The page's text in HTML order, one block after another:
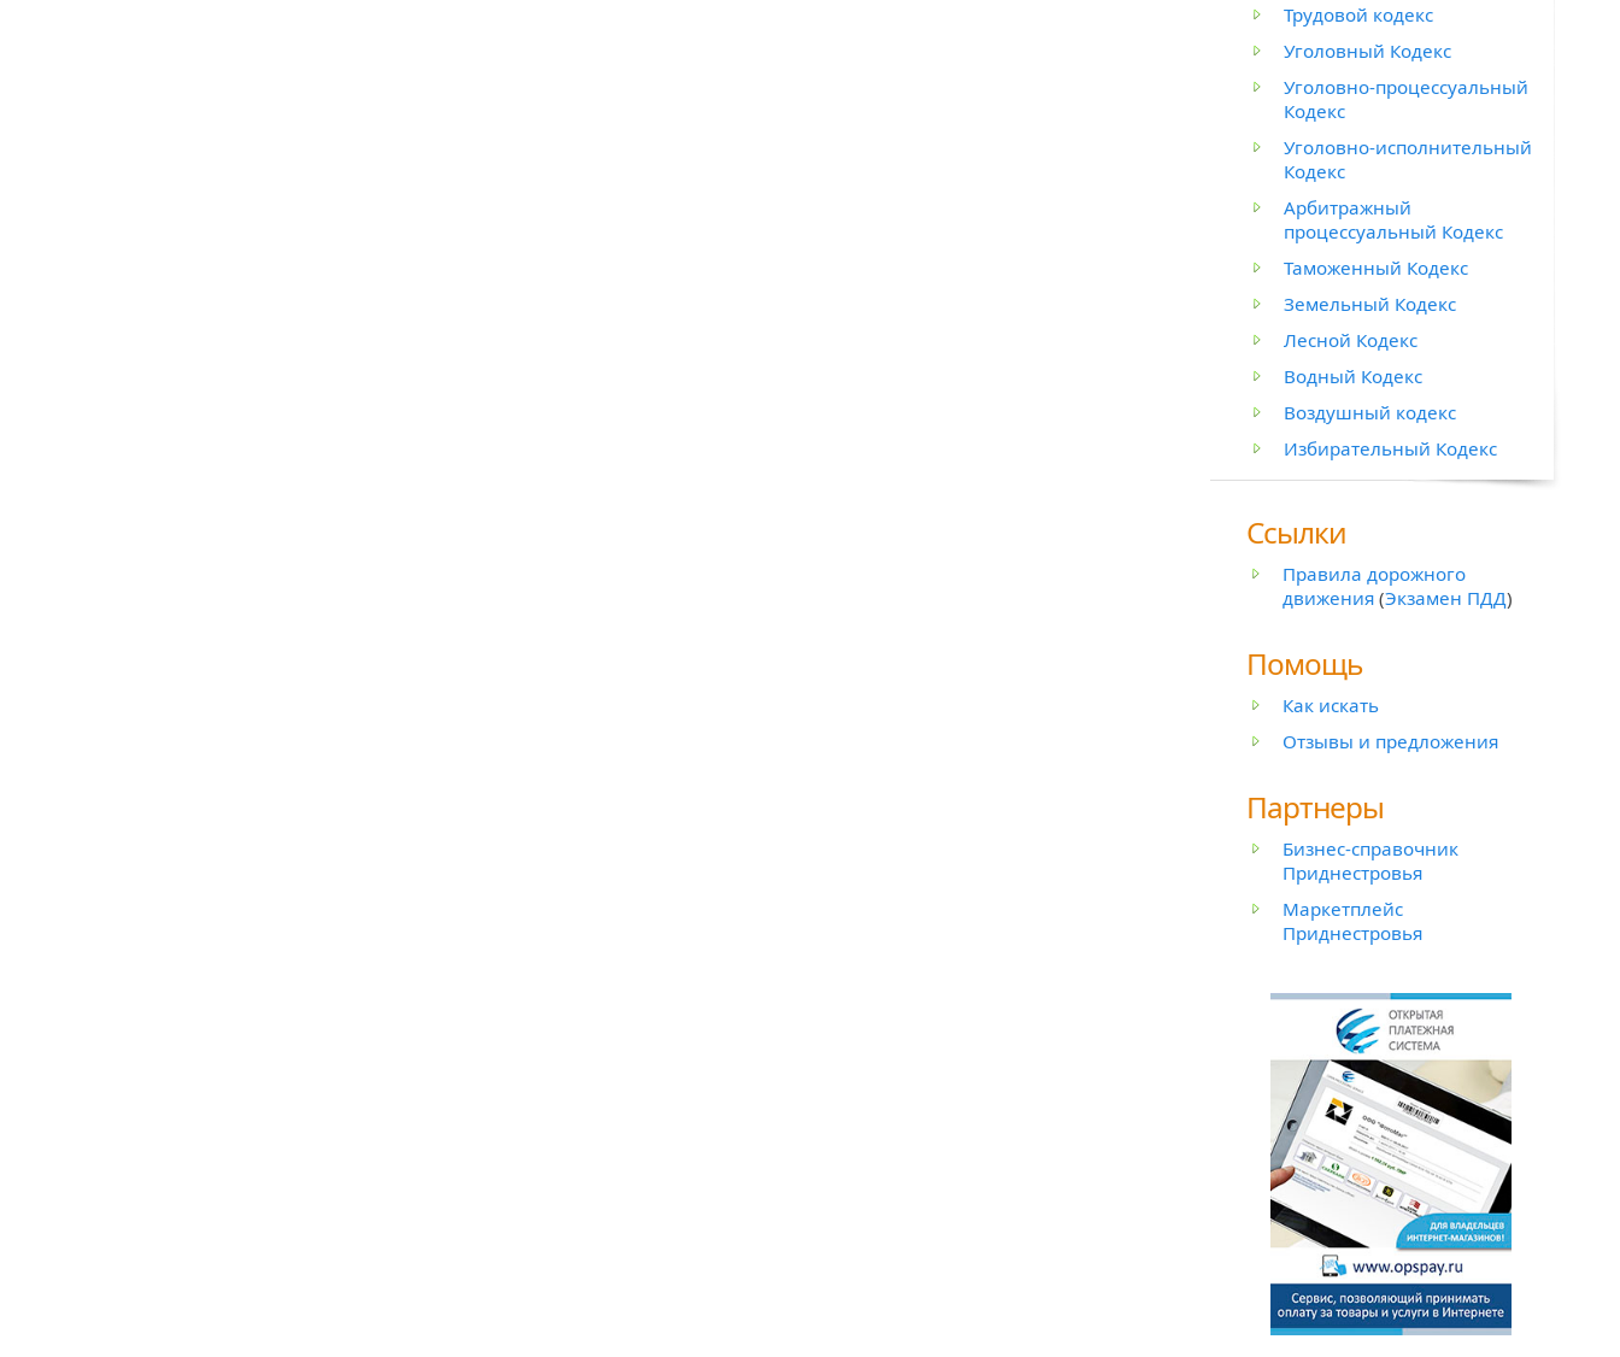
Трудовой кодекс
Уголовный Кодекс
Уголовно-процессуальный
Кодекс
Уголовно-исполнительный
Кодекс
Арбитражный
процессуальный Кодекс
Таможенный Кодекс
Земельный Кодекс
Лесной Кодекс
Водный Кодекс
Воздушный кодекс
Избирательный Кодекс
Ссылки
Правила дорожного
движения (Экзамен ПДД)
Помощь
Как искать
Отзывы и предложения
Партнеры
Бизнес-справочник
Приднестровья
Маркетплейс
Приднестровья